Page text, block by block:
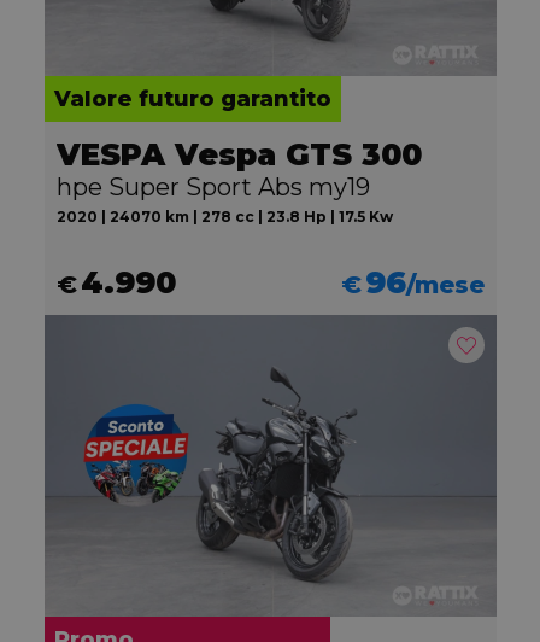
Valore futuro garantito
VESPA Vespa GTS 300
hpe Super Sport Abs my19
2020 | 24070 km | 278 cc | 23.8 Hp | 17.5 Kw
€4.990 €96/mese